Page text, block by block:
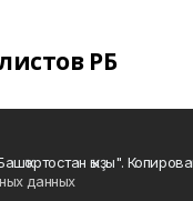
РБ
ҡыҙы".
данных